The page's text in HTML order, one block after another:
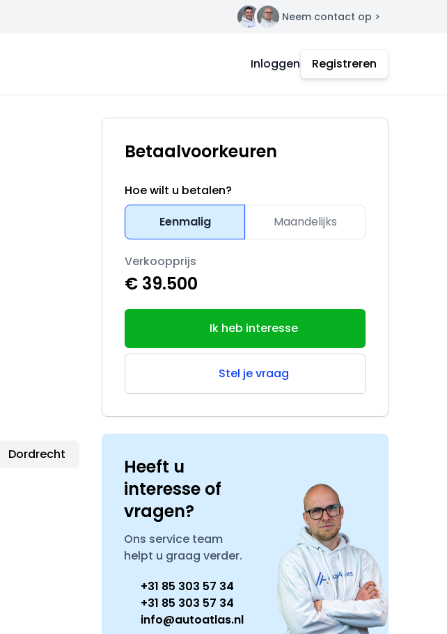
Contact Neem contact op >
Inloggen Registreren
Dordrecht
Betaalvoorkeuren
Hoe wilt u betalen?
Eenmalig
Maandelijks
Verkoopprijs
€ 39.500
Ik heb interesse
Stel je vraag
Heeft u
interesse of
vragen?
Ons service team
helpt u graag verder.
+31 85 303 57 34
+31 85 303 57 34
info@autoatlas.nl